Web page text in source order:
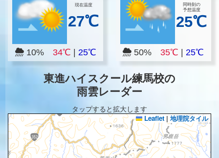
現在温度
27℃
10% 34℃ 25℃
同時刻の
予想温度
25℃
50%35℃ |25℃
東進ハイスクール練馬校の
雨雲レーダー
タップすると拡大します
Leaflet | 地理院タイル